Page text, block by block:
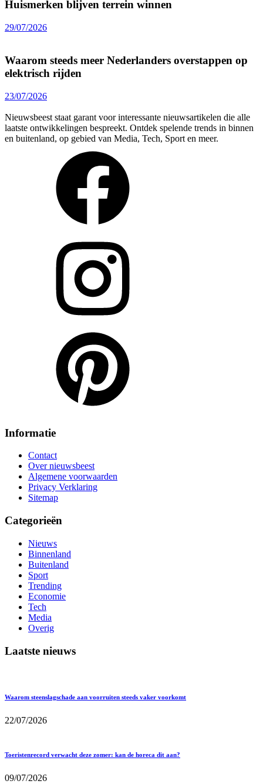
Huismerken blijven terrein winnen
29/07/2026
Waarom steeds meer Nederlanders overstappen op
elektrisch rijden
23/07/2026
Nieuwsbeest staat garant voor interessante nieuwsartikelen die alle
laatste ontwikkelingen bespreekt. Ontdek spelende trends in binnen
en buitenland, op gebied van Media, Tech, Sport en meer.
Informatie
Contact
Over nieuwsbeest
Algemene voorwaarden
Privacy Verklaring
Sitemap
Categorieën
Nieuws
Binnenland
Buitenland
Sport
Trending
Economie
Tech
Media
Overig
Laatste nieuws
Waarom steenslagschade aan voorruiten steeds vaker voorkomt
22/07/2026
Toeristenrecord verwacht deze zomer: kan de horeca dit aan?
09/07/2026